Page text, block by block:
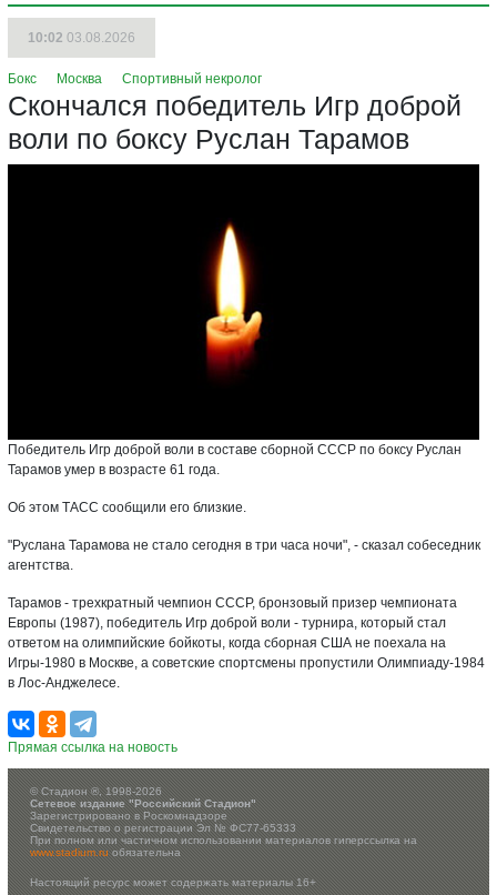
10:02 03.08.2026
Бокс Москва Спортивный некролог
Скончался победитель Игр доброй
воли по боксу Руслан Тарамов
Победитель Игр доброй воли в составе сборной СССР по боксу Руслан
Тарамов умер в возрасте 61 года.
Об этом ТАСС сообщили его близкие.
"Руслана Тарамова не стало сегодня в три часа ночи", - сказал собеседник
агентства.
Тарамов - трехкратный чемпион СССР, бронзовый призер чемпионата
Европы (1987), победитель Игр доброй воли - турнира, который стал
ответом на олимпийские бойкоты, когда сборная США не поехала на
Игры-1980 в Москве, а советские спортсмены пропустили Олимпиаду-1984
в Лос-Анджелесе.
Прямая ссылка на новость
©Стадион ®, 1998-2026
Сетевое издание "Российский Стадион"
Зарегистрировано в Роскомнадзоре
Свидетельство о регистрации Эл № ФС77-65333
При полном или частичном использовании материалов гиперссылка на
www.stadium.ruобязательна
Настоящий ресурс может содержать материалы 16+